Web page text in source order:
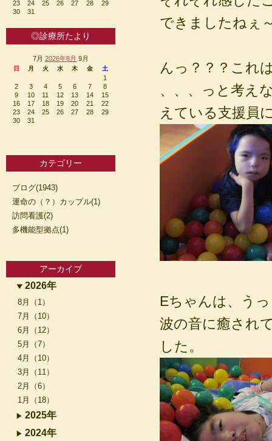
できましたねぇ
んっ？？？これ
、、、っと考え
えている支援員
Eちゃんは、う
波の音に癒され
した。
23 24 25 26 27 28
29
30
31
◎診療所たより
7月 2026年8月 9月
日 月 火 水 木 金 土
1
2
3 4 5 6 7
8
9
10 11 12 13 14
15
16
17 18 19 20 21
22
23
24 25 26 27 28
29
30
31
カテゴリー
ブログ(1943)
運命の（？）カップル(1)
訪問看護(2)
多機能型拠点(1)
アーカイブ
2026年
8月（1）
7月（10）
6月（12）
5月（7）
4月（10）
3月（11）
2月（6）
1月（18）
2025年
2024年